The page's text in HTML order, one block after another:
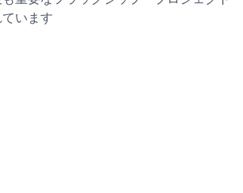
います